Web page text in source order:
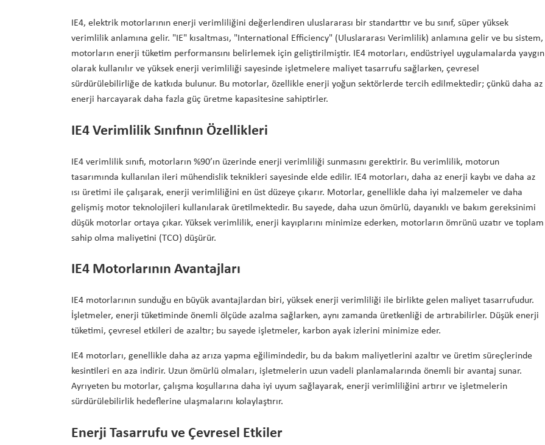
IE4, elektrik motorlarının enerji verimliliğini değerlendiren uluslararası bir standarttır ve bu sınıf, süper yüksek
verimlilik anlamına gelir. "IE" kısaltması, "International Efficiency" (Uluslararası Verimlilik) anlamına gelir ve bu sistem,
motorların enerji tüketim performansını belirlemek için geliştirilmiştir. IE4 motorları, endüstriyel uygulamalarda yaygın
olarak kullanılır ve yüksek enerji verimliliği sayesinde işletmelere maliyet tasarrufu sağlarken, çevresel
sürdürülebilirliğe de katkıda bulunur. Bu motorlar, özellikle enerji yoğun sektörlerde tercih edilmektedir; çünkü daha az
enerji harcayarak daha fazla güç üretme kapasitesine sahiptirler.
IE4 Verimlilik Sınıfının Özellikleri
IE4 verimlilik sınıfı, motorların %90’ın üzerinde enerji verimliliği sunmasını gerektirir. Bu verimlilik, motorun
tasarımında kullanılan ileri mühendislik teknikleri sayesinde elde edilir. IE4 motorları, daha az enerji kaybı ve daha az
ısı üretimi ile çalışarak, enerji verimliliğini en üst düzeye çıkarır. Motorlar, genellikle daha iyi malzemeler ve daha
gelişmiş motor teknolojileri kullanılarak üretilmektedir. Bu sayede, daha uzun ömürlü, dayanıklı ve bakım gereksinimi
düşük motorlar ortaya çıkar. Yüksek verimlilik, enerji kayıplarını minimize ederken, motorların ömrünü uzatır ve toplam
sahip olma maliyetini (TCO) düşürür.
IE4 Motorlarının Avantajları
IE4 motorlarının sunduğu en büyük avantajlardan biri, yüksek enerji verimliliği ile birlikte gelen maliyet tasarrufudur.
İşletmeler, enerji tüketiminde önemli ölçüde azalma sağlarken, aynı zamanda üretkenliği de artırabilirler. Düşük enerji
tüketimi, çevresel etkileri de azaltır; bu sayede işletmeler, karbon ayak izlerini minimize eder.
IE4 motorları, genellikle daha az arıza yapma eğilimindedir, bu da bakım maliyetlerini azaltır ve üretim süreçlerinde
kesintileri en aza indirir. Uzun ömürlü olmaları, işletmelerin uzun vadeli planlamalarında önemli bir avantaj sunar.
Ayrıyeten bu motorlar, çalışma koşullarına daha iyi uyum sağlayarak, enerji verimliliğini artırır ve işletmelerin
sürdürülebilirlik hedeflerine ulaşmalarını kolaylaştırır.
Enerji Tasarrufu ve Çevresel Etkiler